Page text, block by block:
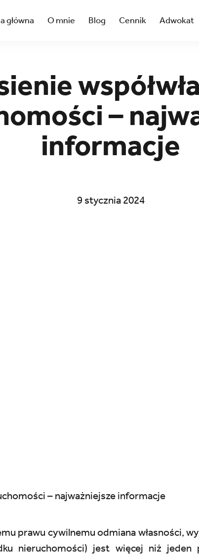
główna O mnie Blog Cennik Adwokat
–
informacje
9 stycznia 2024
– najważniejsze informacje
prawu cywilnemu odmiana własności,
nieruchomości) jest więcej niż jeden